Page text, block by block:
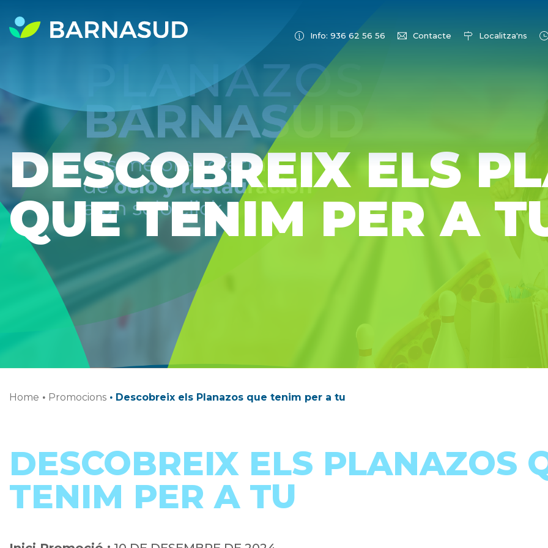
Info: 936 62 56 56 Contacte Localitza'ns
DESCOBREIX ELS
QUE TENIM PER A
Home · Promocions · Descobreix els Planazos que tenim per a tu
DESCOBREIX ELS PLANAZOS
TENIM PER A TU